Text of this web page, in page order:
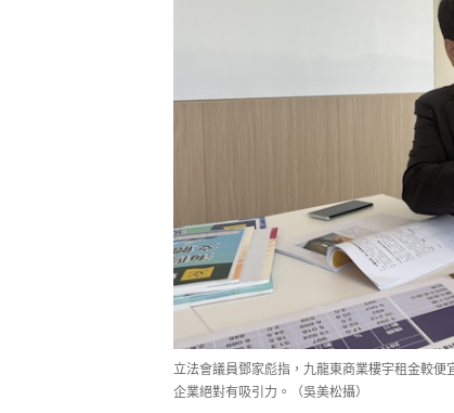
立法會議員鄧家彪指，九龍東商業樓宇租金較
企業絕對有吸引力。（吳美松攝）